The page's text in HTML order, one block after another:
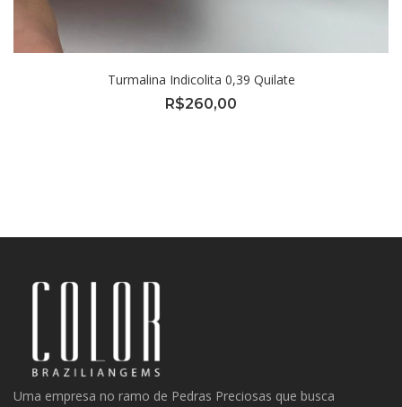
Turmalina Indicolita 0,39 Quilate
R$260,00
Uma empresa no ramo de Pedras Preciosas que busca